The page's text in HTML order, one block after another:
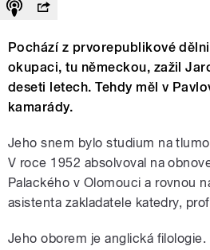
Pochází z prvorepublikové
okupaci, tu německou, zažil
deseti letech. Tehdy měl v
kamarády.
Jeho snem bylo studium na
V roce 1952 absolvoval na
Palackého v Olomouci a rovnou
asistenta zakladatele katedry,
Jeho oborem je anglická